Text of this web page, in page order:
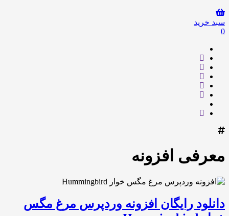
سبد خرید
0
معرفی افزونه
دانلود رایگان افزونه وردپرس مرغ مگس